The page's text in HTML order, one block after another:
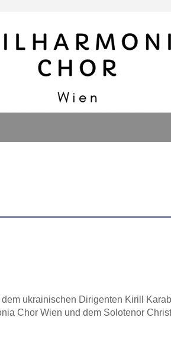
ukrainischen Dirigenten Kirill
Chor Wien und dem Solotenor